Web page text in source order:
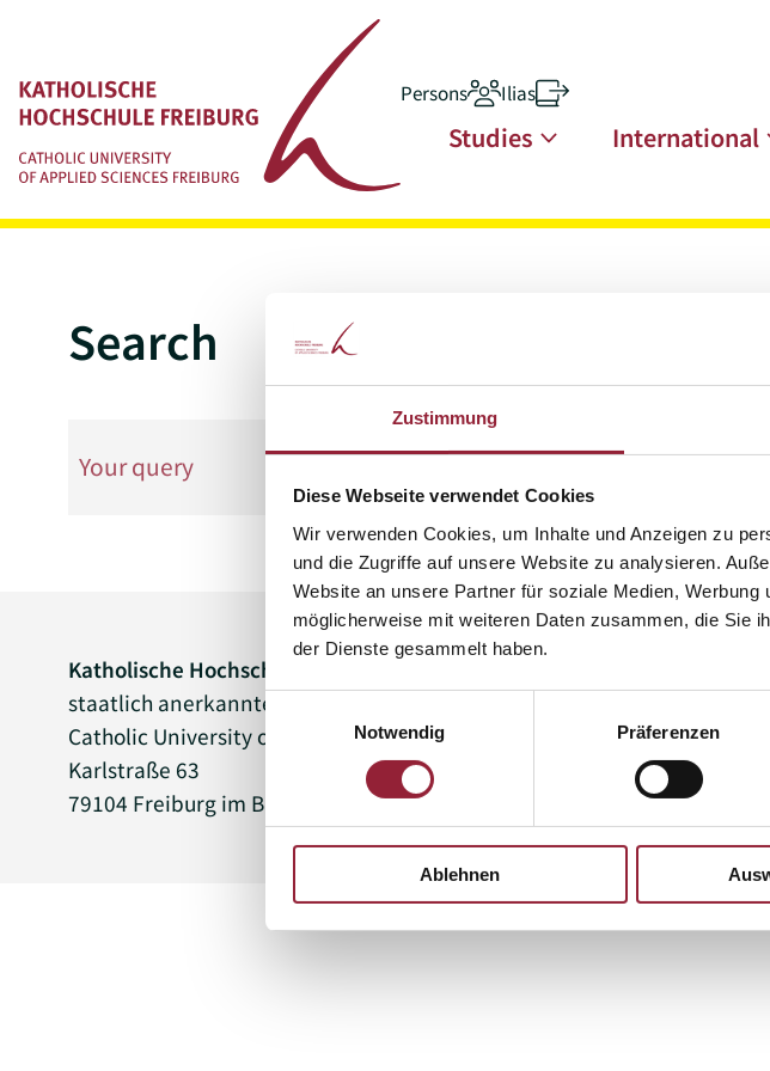
Zustimmung
Diese Webseite verwendet Cookies
Wir verwenden Cookies, um Inhalte und Anzeigen zu
und die Zugriffe auf unsere Website zu analysieren.
Website an unsere Partner für soziale Medien,
möglicherweise mit weiteren Daten zusammen, die Sie
der Dienste gesammelt haben.
Einwilligungsauswahl
Notwendig
Präferenzen
Ablehnen
Jump to main content Main navigation
Persons Ilias
Studies International
Search
Katholische Hochschule Freiburg
staatlich anerkannte Hochschule
Catholic University of Applied Sciences Freiburg
Karlstraße 63
79104 Freiburg im Breisgau